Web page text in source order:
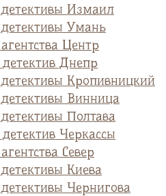
Измаил
Умань
Центр
Днепр
Кропивницкий
Винница
Полтава
Черкассы
Север
Киева
Чернигова